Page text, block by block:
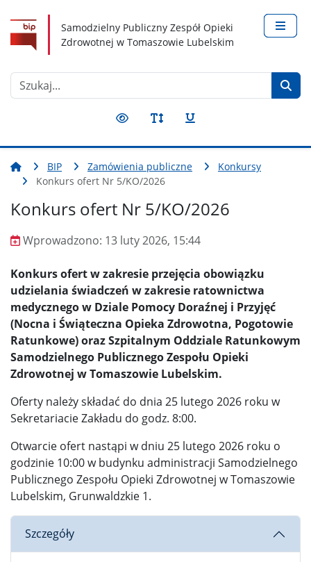
Samodzielny Publiczny Zespół Opieki
Zdrowotnej w Tomaszowie Lubelskim
Szukaj
BIP Zamówienia publiczne
Konkursy
Konkurs ofert Nr 5/KO/2026
Konkurs ofert Nr 5/KO/2026
Wprowadzono
Wprowadzono: 13 luty 2026, 15:44
Konkurs ofert w zakresie przejęcia obowiązku
udzielania świadczeń w zakresie ratownictwa
medycznego w Dziale Pomocy Doraźnej i Przyjęć
(Nocna i Świąteczna Opieka Zdrowotna, Pogotowie
Ratunkowe) oraz Szpitalnym Oddziale Ratunkowym
Samodzielnego Publicznego Zespołu Opieki
Zdrowotnej w Tomaszowie Lubelskim.
Oferty należy składać do dnia 25 lutego 2026 roku w
Sekretariacie Zakładu do godz. 8:00.
Otwarcie ofert nastąpi w dniu 25 lutego 2026 roku o
godzinie 10:00 w budynku administracji Samodzielnego
Publicznego Zespołu Opieki Zdrowotnej w Tomaszowie
Lubelskim, Grunwaldzkie 1.
Szczegóły